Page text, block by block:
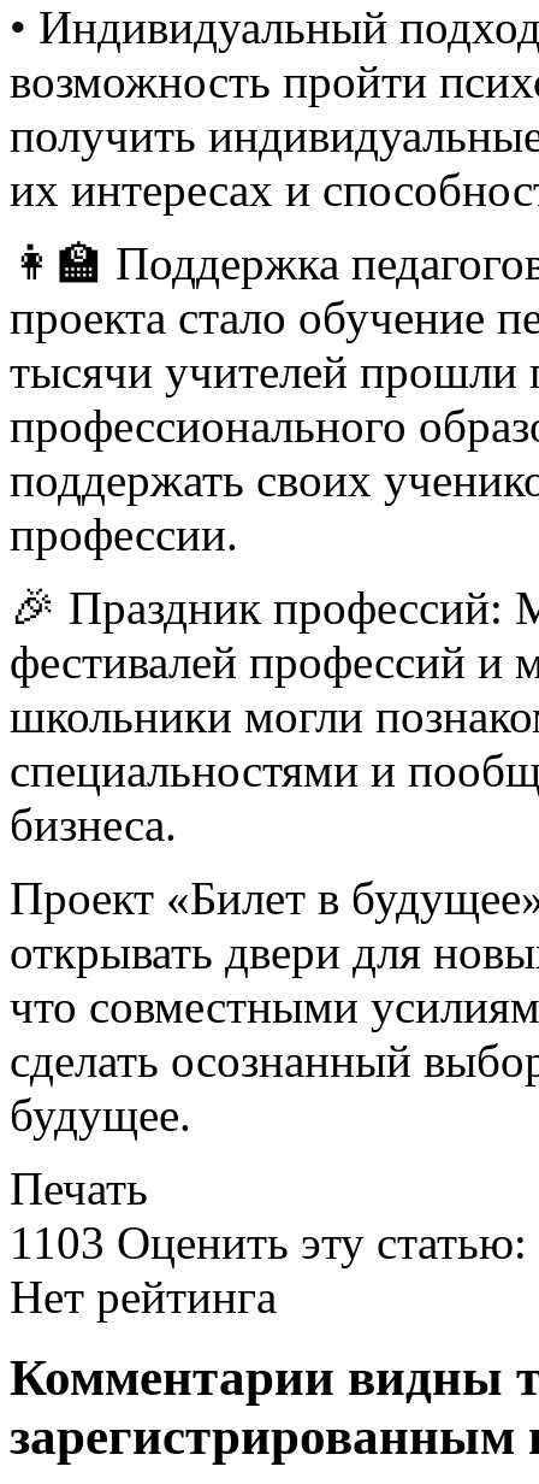
• Индивидуальный
возможность пройти
получить
их интересах и
👩‍🏫 Поддержка
проекта стало обучение
тысячи учителей прошли
профессионального
поддержать своих
профессии.
🎉 Праздник профессий:
фестивалей профессий и
школьники могли
специальностями и
бизнеса.
Проект «Билет в
открывать двери для
что совместными
сделать осознанный
будущее.
Печать
1103 Оценить эту статью:
Нет рейтинга
Комментарии видны
зарегистрированным